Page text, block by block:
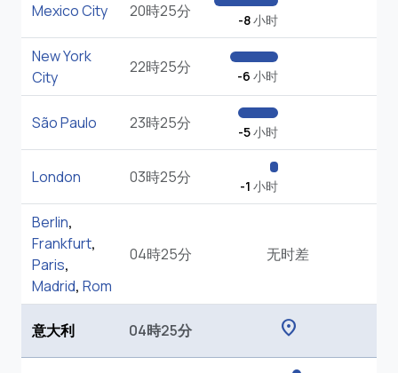
Mexico City 20時25分 -8小时
New York
City
22時25分 -6 小时
São Paulo 23時25分 -5小时
London 03時25分 -1 小时
Berlin,
Frankfurt,
Paris,
Madrid, Rom
04時25分 无时差
意大利 04時25分 location_on